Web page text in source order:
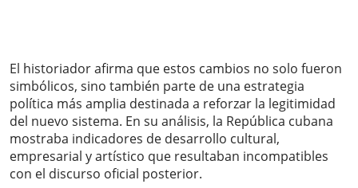
El historiador afirma que estos cambios no solo fueron
simbólicos, sino también parte de una estrategia
política más amplia destinada a reforzar la legitimidad
del nuevo sistema. En su análisis, la República cubana
mostraba indicadores de desarrollo cultural,
empresarial y artístico que resultaban incompatibles
con el discurso oficial posterior.